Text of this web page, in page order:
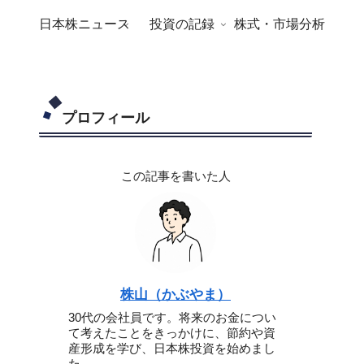
日本株ニュース 投資の記録 株式・市場分析
プロフィール
この記事を書いた人
株山（かぶやま）
30代の会社員です。将来のお金につい
て考えたことをきっかけに、節約や資
産形成を学び、日本株投資を始めまし